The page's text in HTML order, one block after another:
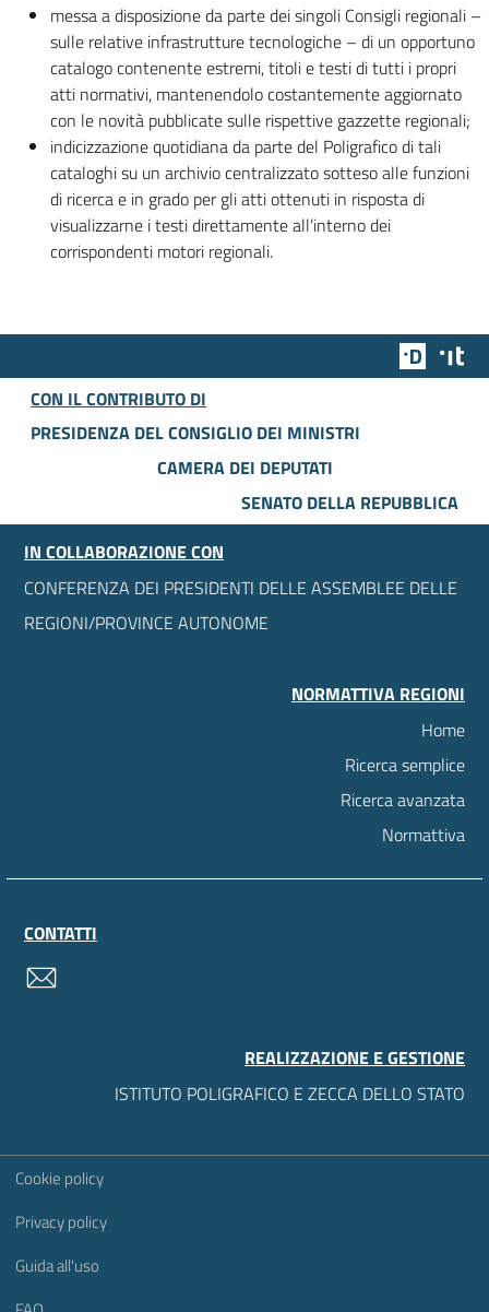
messa a disposizione da parte dei singoli Consigli regionali –
sulle relative infrastrutture tecnologiche – di un opportuno
catalogo contenente estremi, titoli e testi di tutti i propri
atti normativi, mantenendolo costantemente aggiornato
con le novità pubblicate sulle rispettive gazzette regionali;
indicizzazione quotidiana da parte del Poligrafico di tali
cataloghi su un archivio centralizzato sotteso alle funzioni
di ricerca e in grado per gli atti ottenuti in risposta di
visualizzarne i testi direttamente all’interno dei
corrispondenti motori regionali.
Team
CON IL CONTRIBUTO DI
PRESIDENZA DEL CONSIGLIO DEI MINISTRI
CAMERA DEI DEPUTATI
SENATO DELLA REPUBBLICA
IN COLLABORAZIONE CON
CONFERENZA DEI PRESIDENTI DELLE ASSEMBLEE DELLE
REGIONI/PROVINCE AUTONOME
NORMATTIVA REGIONI
Home
Ricerca semplice
Ricerca avanzata
Normattiva
CONTATTI
REALIZZAZIONE E GESTIONE
ISTITUTO POLIGRAFICO E ZECCA DELLO STATO
Sezione Link Utili
Cookie policy
Privacy policy
Guida all'uso